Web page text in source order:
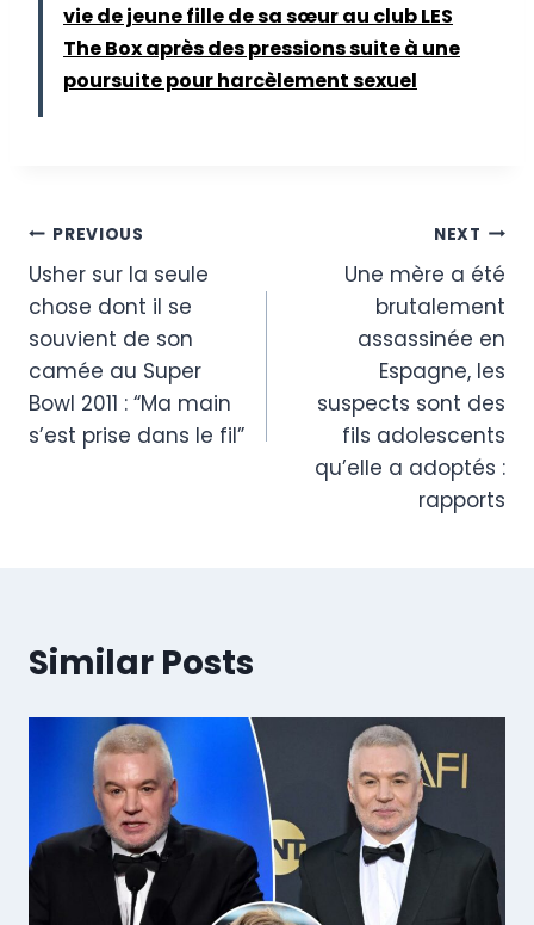
vie de jeune fille de sa sœur au club LES
The Box après des pressions suite à une
poursuite pour harcèlement sexuel
Post
navigation
PREVIOUS
Usher sur la seule
chose dont il se
souvient de son
camée au Super
Bowl 2011 : “Ma main
s’est prise dans le fil”
NEXT
Une mère a été
brutalement
assassinée en
Espagne, les
suspects sont des
fils adolescents
qu’elle a adoptés :
rapports
Similar Posts